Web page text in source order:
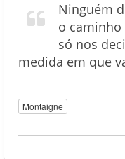
Ninguém
o caminho
só nos
medida em que
Montaigne